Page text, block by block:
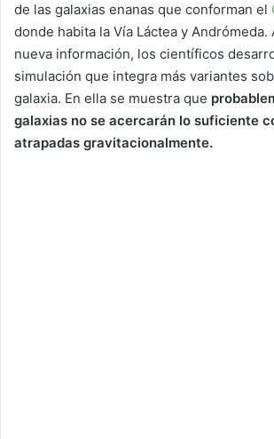
de las galaxias enanas que conforman el
donde habita la Vía Láctea y Andrómeda.
nueva información, los científicos
simulación que integra más variantes
galaxia. En ella se muestra que
galaxias no se acercarán lo suficiente
atrapadas gravitacionalmente.